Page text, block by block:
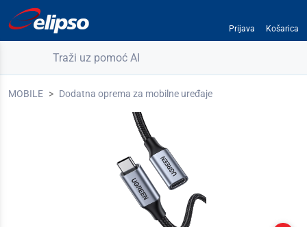
Prijava Košarica
Traži uz pomoć AI
MOBILE Dodatna oprema za mobilne uređaje